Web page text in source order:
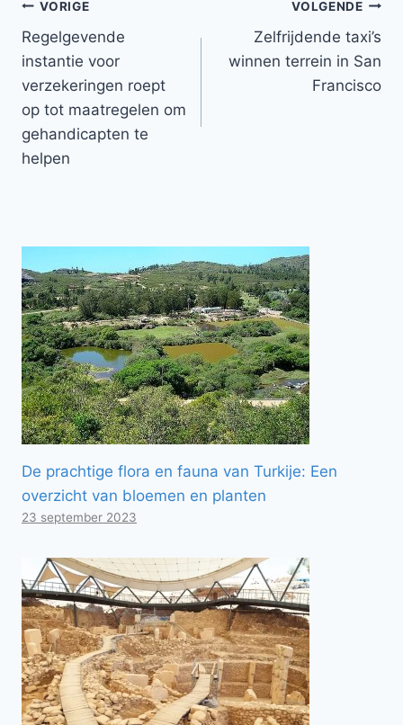
Bericht
navigatie
VORIGE
Regelgevende
instantie voor
verzekeringen roept
op tot maatregelen om
gehandicapten te
helpen
VOLGENDE
Zelfrijdende taxi’s
winnen terrein in San
Francisco
De prachtige flora en fauna van Turkije: Een
overzicht van bloemen en planten
23 september 2023